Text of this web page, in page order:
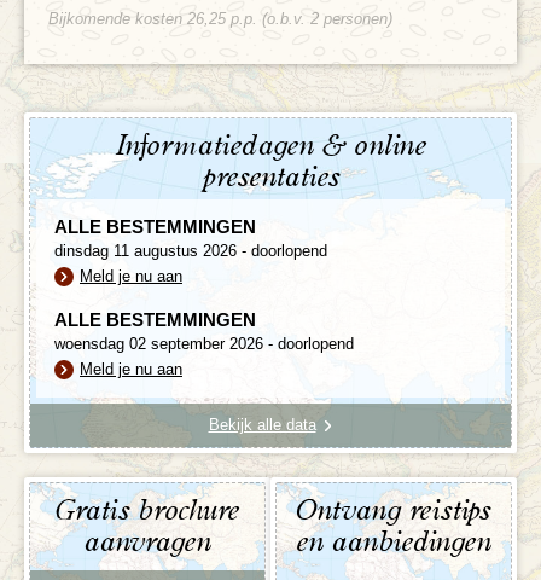
Bijkomende kosten 26,25 p.p. (o.b.v. 2 personen)
Informatiedagen & online
presentaties
ALLE BESTEMMINGEN
dinsdag 11 augustus 2026 - doorlopend
Meld je nu aan
ALLE BESTEMMINGEN
woensdag 02 september 2026 - doorlopend
Meld je nu aan
Bekijk alle data
Gratis brochure
aanvragen
Ontvang reistips
en aanbiedingen